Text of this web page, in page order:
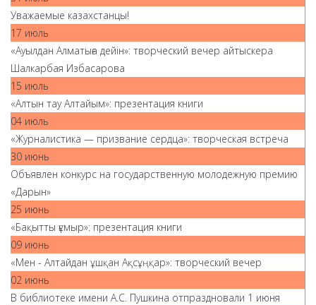
Уважаемые казахстанцы!
17 июль
«Ауылдан Алматыға дейін»: творческий вечер айтыскера
Шалкарбая Избасарова
15 июль
«Алтын тау Алтайым»: презентация книги
04 июль
«Журналистика — призвание сердца»: творческая встреча
30 июнь
Объявлен конкурс на государственную молодежную премию
«Дарын»
25 июнь
«Бақытты ғұмыр»: презентация книги
09 июнь
«Мен - Алтайдан ұшқан Ақсұңқар»: творческий вечер
02 июнь
В библиотеке имени А.С. Пушкина отпраздновали 1 июня